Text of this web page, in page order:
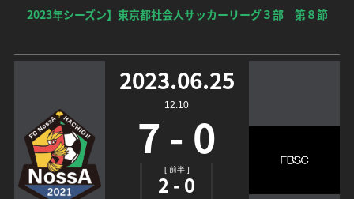
2023年シーズン】東京都社会人サッカーリーグ３部 第８節
2023.06.25
12:10
7 - 0
[ 前半 ]
2 - 0